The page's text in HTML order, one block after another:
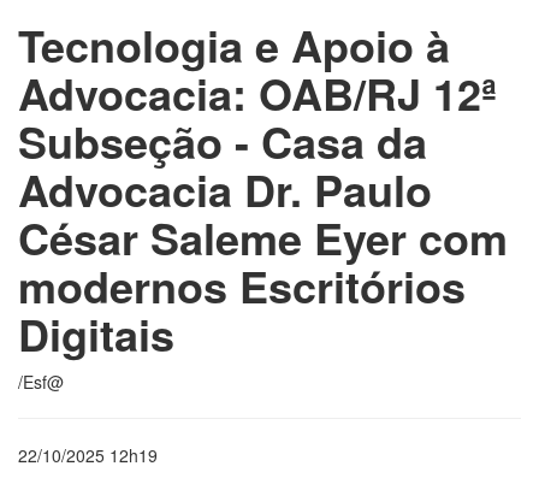
Tecnologia e Apoio à
Advocacia: OAB/RJ 12ª
Subseção - Casa da
Advocacia Dr. Paulo
César Saleme Eyer com
modernos Escritórios
Digitais
/Esf@
22/10/2025 12h19